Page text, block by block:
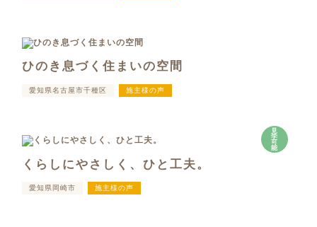
ひのき息づく住まいの空間
愛知県名古屋市千種区 施主様の声
見
学
可
能
くらしにやさしく、ひと工夫。
愛知県岡崎市 施主様の声